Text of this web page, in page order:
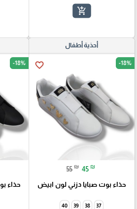
add_shopping_cart
أحذية أطفال
favorite_border -18%
55 ₪ 45 ₪
حذاء بوت صبايا دزني لون ابيض
37
38
39
40
-18%
حذاء